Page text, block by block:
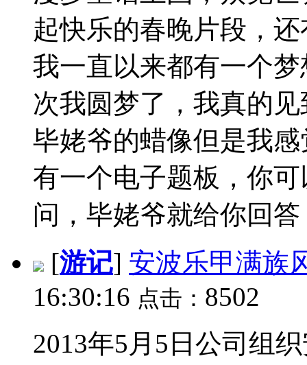
起快乐的春晚片段，
我一直以来都有一个
次我圆梦了，我真的
毕姥爷的蜡像但是我
有一个电子题板，你
问，毕姥爷就给你回
[游记] 安波乐甲满族
16:30:16 点击： 8502
2013年5月5日公司组